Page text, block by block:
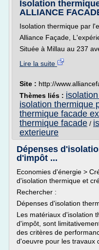
Isolation
ALLIANCE
Isolation thermique par
Alliance Façade,
Située à Millau au 237
Lire la suite
Site : http://
Thèmes liés :
isolation thermique
thermique facade
thermique facade /
exterieure
Dépenses
d'impôt ...
Economies d'énergie >
d'isolation thermique et
Rechercher :
Dépenses d'isolation
Les matériaux d'isolation
d'impôt, sont
des critères de
d'oeuvre pour les travaux